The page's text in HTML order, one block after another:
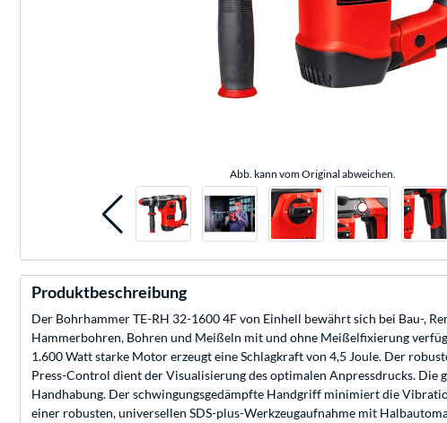
Abb. kann vom Original abweichen.
Produktbeschreibung
Der Bohrhammer TE-RH 32-1600 4F von Einhell bewährt sich bei Bau-,
Hammerbohren, Bohren und Meißeln mit und ohne Meißelfixierung
1.600 Watt starke Motor erzeugt eine Schlagkraft von 4,5 Joule. Der
Press-Control dient der Visualisierung des optimalen Anpressdrucks.
Handhabung. Der schwingungsgedämpfte Handgriff minimiert die
einer robusten, universellen SDS-plus-Werkzeugaufnahme mit